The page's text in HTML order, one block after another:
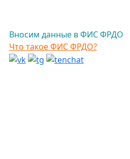
Вносим данные в ФИС ФРДО
Что такое ФИС ФРДО?